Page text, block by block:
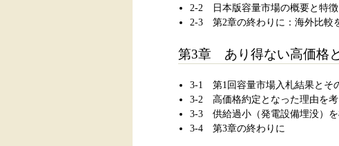
2-2 日本版容量市場の概要と特徴
2-3 第2章の終わりに：海外比較
第3章 あり得ない高価格
3-1 第1回容量市場入札結果とそ
3-2 高価格約定となった理由を考
3-3 供給過小（発電設備埋没）を
3-4 第3章の終わりに